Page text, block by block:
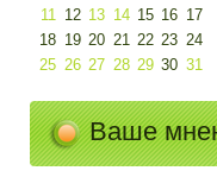
11
12 13 14 15 16 17
18 19 20 21 22 23 24
25 26 27 28 29 30 31
Ваше